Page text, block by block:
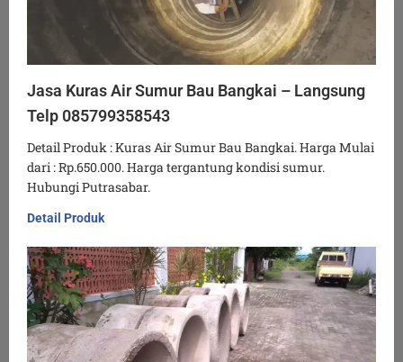
Jasa Kuras Air Sumur Bau Bangkai – Langsung
Telp 085799358543
Detail Produk : Kuras Air Sumur Bau Bangkai. Harga Mulai
dari : Rp.650.000. Harga tergantung kondisi sumur.
Hubungi Putrasabar.
Detail Produk